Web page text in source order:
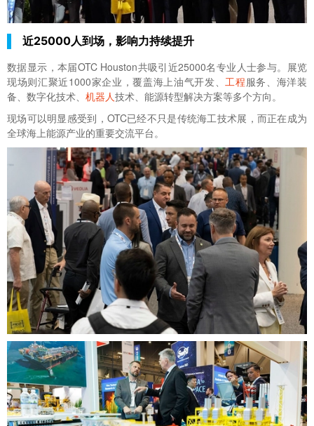
近25000人到场，影响力持续提升
数据显示，本届OTC Houston共吸引近25000名专业人士参与。展览
现场则汇聚近1000家企业，覆盖海上油气开发、工程服务、海洋装
备、数字化技术、 机器人技术、能源转型解决方案等多个方向。
现场可以明显感受到，OTC已经不只是传统海工技术展，而正在成为
全球海上能源产业的重要交流平台。